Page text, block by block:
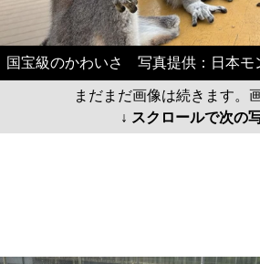
国宝級のかわいさ 写真提供：日本モ
まだまだ画像は続きます。
↓ スクロールで次の